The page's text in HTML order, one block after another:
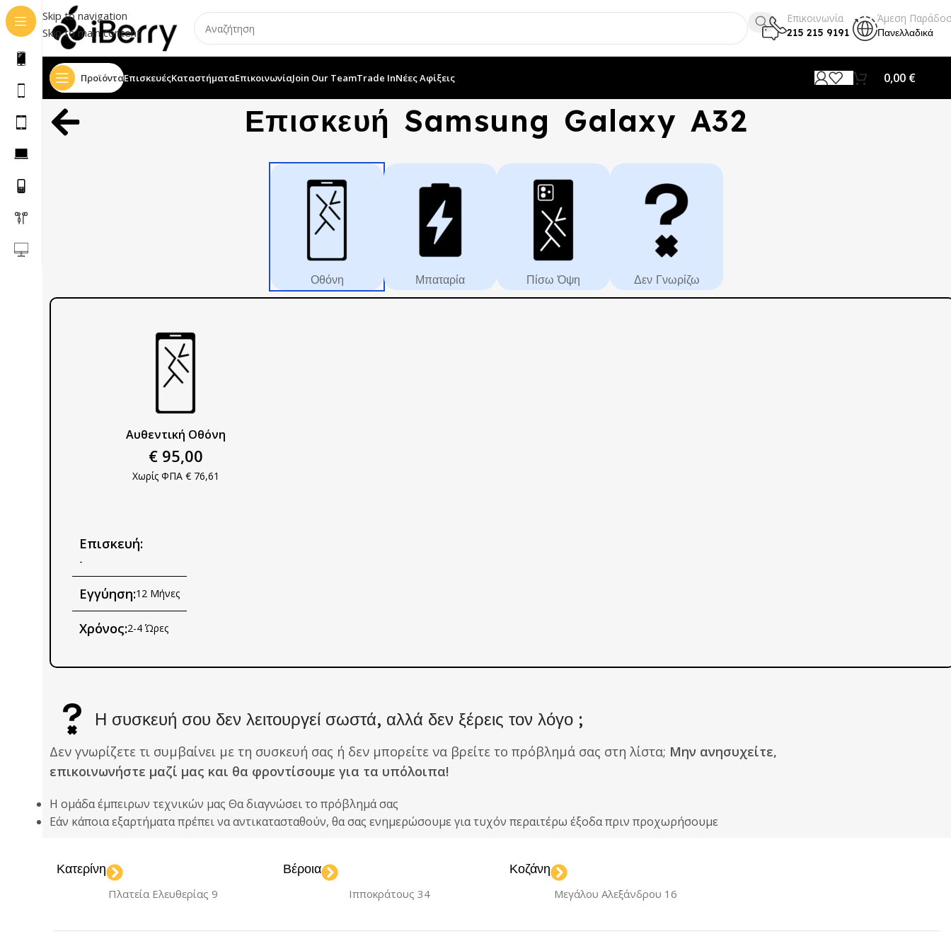
Skip to navigation
Skip to main content
Επικοινωνία
215 215 9191
Άμεση
Πανελλαδικά
ΠροϊόνταΕπισκευέςΚαταστήματαΕπικοινωνίαJoin Our TeamTrade InΝέες Αφίξεις 0,00 €
Επισκευή Samsung Galaxy A32
Οθόνη Μπαταρία Πίσω Όψη Δεν Γνωρίζω
Αυθεντική Οθόνη
€ 95,00
Χωρίς ΦΠΑ € 76,61
Επισκευή:
-
Εγγύηση:12 Μήνες
Χρόνος:2-4 Ώρες
Η συσκευή σου δεν λειτουργεί σωστά, αλλά δεν ξέρεις τον λόγο ;
Δεν γνωρίζετε τι συμβαίνει με τη συσκευή σας ή δεν μπορείτε να βρείτε το πρόβλημά σας στη λίστα; Μην ανησυχείτε,
επικοινωνήστε μαζί μας και θα φροντίσουμε για τα υπόλοιπα!
Η ομάδα έμπειρων τεχνικών μας Θα διαγνώσει το πρόβλημά σας
Εάν κάποια εξαρτήματα πρέπει να αντικατασταθούν, θα σας ενημερώσουμε για τυχόν περαιτέρω έξοδα πριν προχωρήσουμε
Κατερίνη
Πλατεία Ελευθερίας 9
Βέροια
Ιπποκράτους 34
Κοζάνη
Μεγάλου Αλεξάνδρου 16